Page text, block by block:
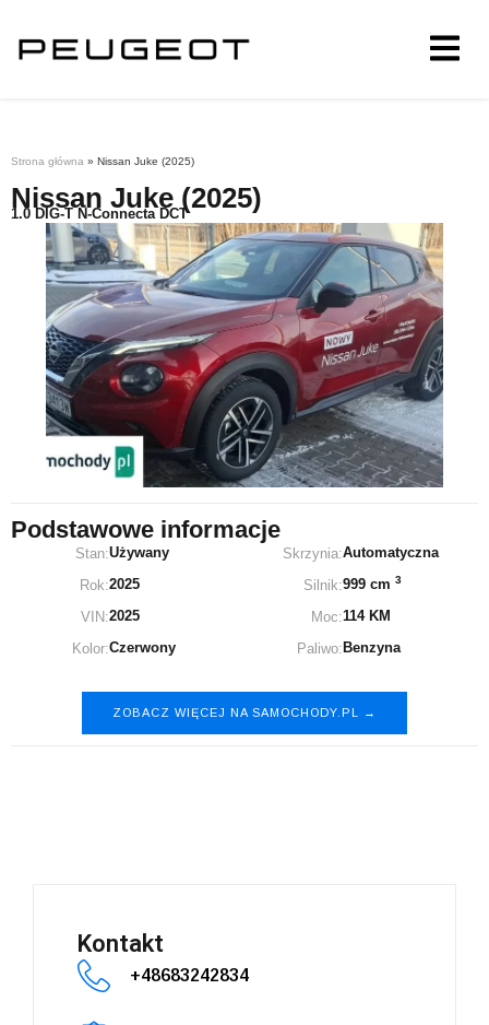
Strona główna » Nissan Juke (2025)
Nissan Juke (2025)
1.0 DIG-T N-Connecta DCT
Podstawowe informacje
Stan:
Rok:
VIN:
Kolor:
Używany
2025
2025
Czerwony
Skrzynia:
Silnik:
Moc:
Paliwo:
Automatyczna
999 cm3
114 KM
Benzyna
ZOBACZ WIĘCEJ NA SAMOCHODY.PL →
Kontakt
+48683242834